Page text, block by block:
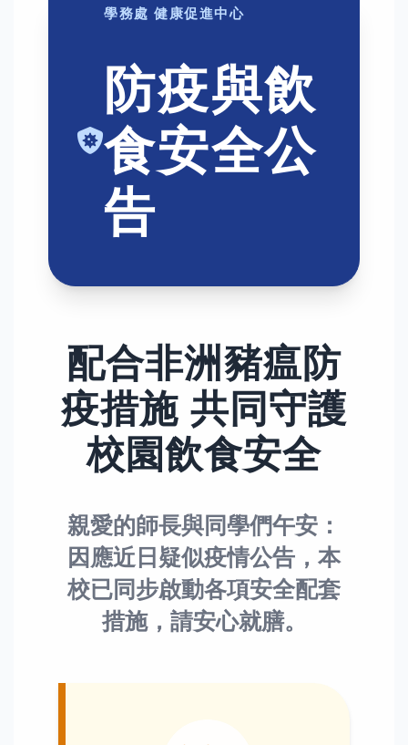
學務處 健康促進中心
防疫與飲
食安全公
告
配合非洲豬瘟防
疫措施共同守護
校園飲食安全
親愛的師長與同學們午安：
因應近日疑似疫情公告，本
校已同步啟動各項安全配套
措施，請安心就膳。